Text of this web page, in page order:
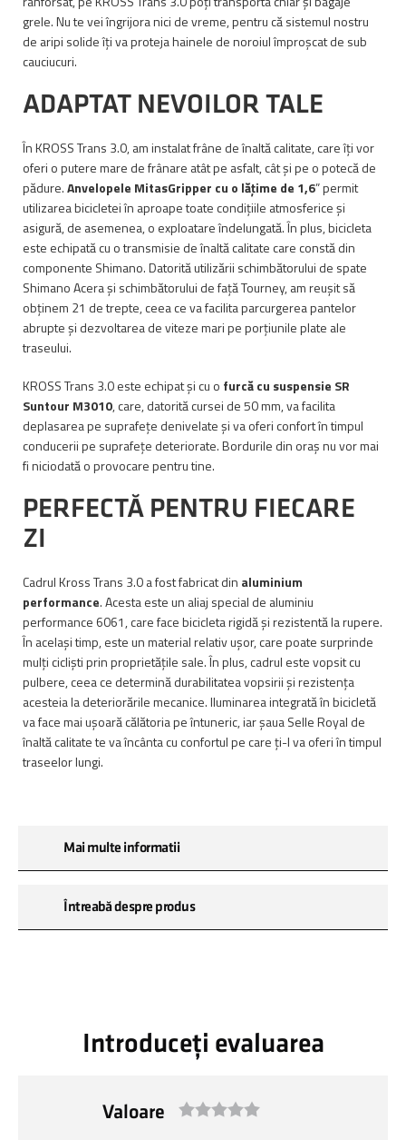
grele. Nu te vei îngrijora nici de vreme, pentru că sistemul nostru
de aripi solide îți va proteja hainele de noroiul împroșcat de sub
cauciucuri.
ADAPTAT NEVOILOR TALE
În KROSS Trans 3.0, am instalat frâne de înaltă calitate, care îți vor
oferi o putere mare de frânare atât pe asfalt, cât și pe o potecă de
pădure.Anvelopele MitasGripper cu o lățime de 1,6” permit
utilizarea bicicletei în aproape toate condițiile atmosferice și
asigură, de asemenea, o exploatare îndelungată. În plus, bicicleta
este echipată cu o transmisie de înaltă calitate care constă din
componente Shimano. Datorită utilizării schimbătorului de spate
Shimano Acera și schimbătorului de față Tourney, am reușit să
obținem 21 de trepte, ceea ce va facilita parcurgerea pantelor
abrupte și dezvoltarea de viteze mari pe porțiunile plate ale
traseului.
KROSS Trans 3.0 este echipat și cu o furcă cu suspensie SR
Suntour M3010, care, datorită cursei de 50 mm, va facilita
deplasarea pe suprafețe denivelate și va oferi confort în timpul
conducerii pe suprafețe deteriorate. Bordurile din oraș nu vor mai
fi niciodată o provocare pentru tine.
PERFECTĂ PENTRU FIECARE
ZI
Cadrul Kross Trans 3.0 a fost fabricat din aluminium
performance. Acesta este un aliaj special de aluminiu
performance 6061, care face bicicleta rigidă și rezistentă la rupere.
În același timp, este un material relativ ușor, care poate surprinde
mulți cicliști prin proprietățile sale. În plus, cadrul este vopsit cu
pulbere, ceea ce determină durabilitatea vopsirii și rezistența
acesteia la deteriorările mecanice. Iluminarea integrată în bicicletă
va face mai ușoară călătoria pe întuneric, iar șaua Selle Royal de
înaltă calitate te va încânta cu confortul pe care ți-l va oferi în timpul
traseelor lungi.
Mai multe informatii
Întreabă despre produs
Introduceți evaluarea
Valoare